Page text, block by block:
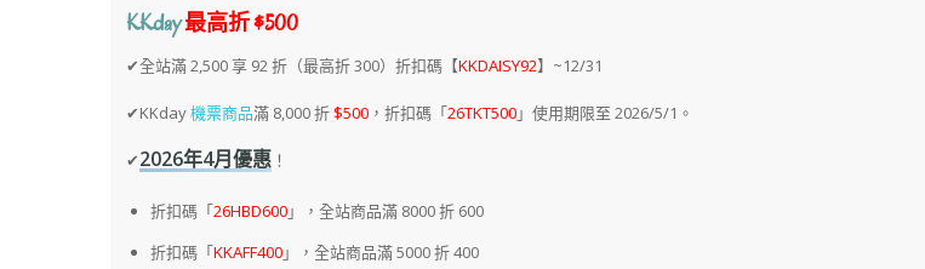
KKday最高折 $500
✔全站滿 2,500 享 92 折（最高折 300）折扣碼【KKDAISY92】~12/31
✔KKday機票商品滿 8,000 折 $500，折扣碼「26TKT500」使用期限至 2026/5/1。
✔2026年4月優惠！
折扣碼「26HBD600」，全站商品滿 8000 折 600
折扣碼「KKAFF400」，全站商品滿 5000 折 400